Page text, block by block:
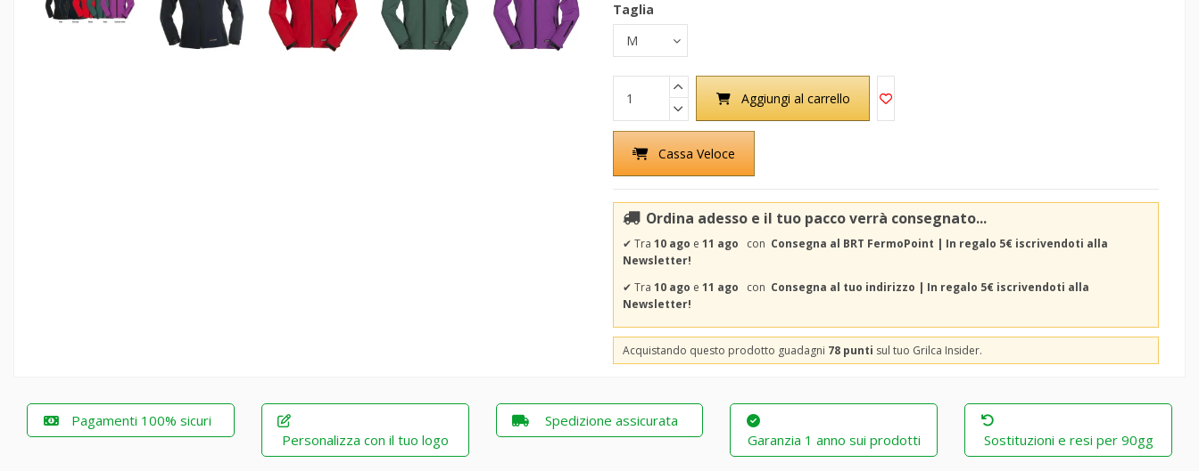
Taglia
Aggiungi al carrello
Cassa Veloce
Ordina adesso e il tuo pacco verrà consegnato...
✔ Tra 10 ago e 11 ago con Consegna al BRT FermoPoint | In regalo 5€ iscrivendoti alla
Newsletter!
✔ Tra 10 ago e 11 ago con Consegna al tuo indirizzo | In regalo 5€ iscrivendoti alla
Newsletter!
Acquistando questo prodotto guadagni 78 punti sul tuo Grilca Insider.
Pagamenti 100% sicuri
Personalizza con il tuo logo
Spedizione assicurata
Garanzia 1 anno sui prodotti
Sostituzioni e resi per 90gg